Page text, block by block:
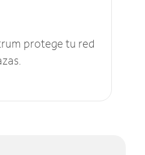
protege tu red